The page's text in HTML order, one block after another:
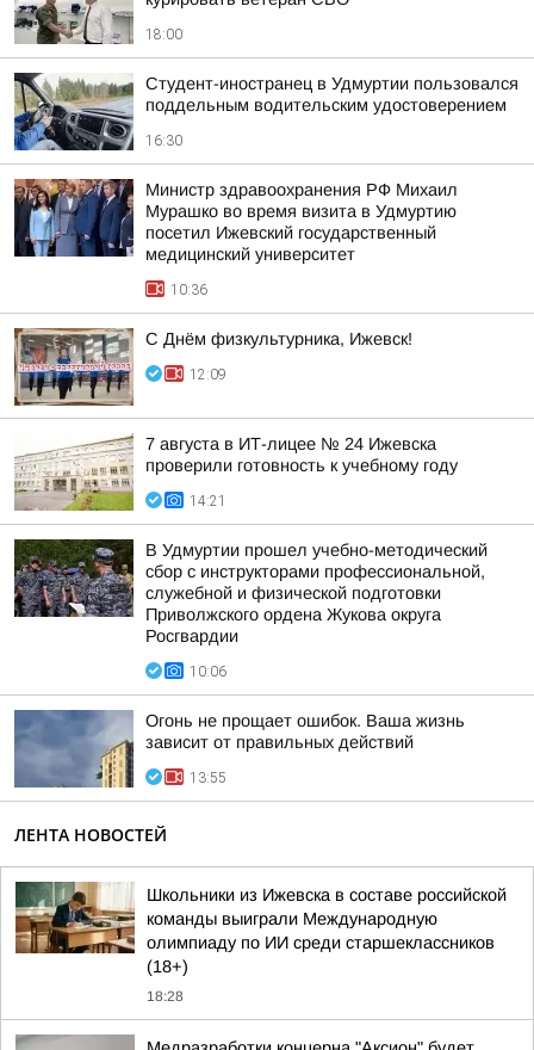
18:00
Студент-иностранец в Удмуртии пользовался
поддельным водительским удостоверением
16:30
Министр здравоохранения РФ Михаил
Мурашко во время визита в Удмуртию
посетил Ижевский государственный
медицинский университет
10:36
С Днём физкультурника, Ижевск!
12:09
7 августа в ИТ-лицее № 24 Ижевска
проверили готовность к учебному году
14:21
В Удмуртии прошел учебно-методический
сбор с инструкторами профессиональной,
служебной и физической подготовки
Приволжского ордена Жукова округа
Росгвардии
10:06
Огонь не прощает ошибок. Ваша жизнь
зависит от правильных действий
13:55
ЛЕНТА НОВОСТЕЙ
Школьники из Ижевска в составе российской
команды выиграли Международную
олимпиаду по ИИ среди старшеклассников
(18+)
18:28